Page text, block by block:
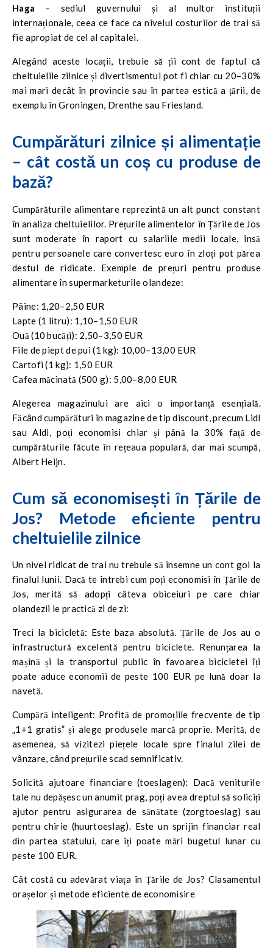
Haga – sediul guvernului și al multor instituții
internaționale, ceea ce face ca nivelul costurilor de trai să
fie apropiat de cel al capitalei.
Alegând aceste locații, trebuie să ții cont de faptul că
cheltuielile zilnice și divertismentul pot fi chiar cu 20–30%
mai mari decât în provincie sau în partea estică a țării, de
exemplu în Groningen, Drenthe sau Friesland.
Cumpărături zilnice și alimentație
– cât costă un coș cu produse de
bază?
Cumpărăturile alimentare reprezintă un alt punct constant
în analiza cheltuielilor. Prețurile alimentelor în Țările de Jos
sunt moderate în raport cu salariile medii locale, însă
pentru persoanele care convertesc euro în zloți pot părea
destul de ridicate. Exemple de prețuri pentru produse
alimentare în supermarketurile olandeze:
Pâine: 1,20–2,50 EUR
Lapte (1 litru): 1,10–1,50 EUR
Ouă (10 bucăți): 2,50–3,50 EUR
File de piept de pui (1 kg): 10,00–13,00 EUR
Cartofi (1 kg): 1,50 EUR
Cafea măcinată (500 g): 5,00–8,00 EUR
Alegerea magazinului are aici o importanță esențială.
Făcând cumpărături în magazine de tip discount, precum Lidl
sau Aldi, poți economisi chiar și până la 30% față de
cumpărăturile făcute în rețeaua populară, dar mai scumpă,
Albert Heijn.
Cum să economisești în Țările de
Jos? Metode eficiente pentru
cheltuielile zilnice
Un nivel ridicat de trai nu trebuie să însemne un cont gol la
finalul lunii. Dacă te întrebi cum poți economisi în Țările de
Jos, merită să adopți câteva obiceiuri pe care chiar
olandezii le practică zi de zi:
Treci la bicicletă: Este baza absolută. Țările de Jos au o
infrastructură excelentă pentru biciclete. Renunțarea la
mașină și la transportul public în favoarea bicicletei îți
poate aduce economii de peste 100 EUR pe lună doar la
navetă.
Cumpără inteligent: Profită de promoțiile frecvente de tip
„1+1 gratis” și alege produsele marcă proprie. Merită, de
asemenea, să vizitezi piețele locale spre finalul zilei de
vânzare, când prețurile scad semnificativ.
Solicită ajutoare financiare (toeslagen): Dacă veniturile
tale nu depășesc un anumit prag, poți avea dreptul să soliciți
ajutor pentru asigurarea de sănătate (zorgtoeslag) sau
pentru chirie (huurtoeslag). Este un sprijin financiar real
din partea statului, care îți poate mări bugetul lunar cu
peste 100 EUR.
Cât costă cu adevărat viața în Țările de Jos? Clasamentul
orașelor și metode eficiente de economisire